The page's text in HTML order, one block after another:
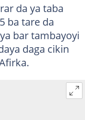
da ya taba
ba tare da
bar tambayoyi
daga cikin